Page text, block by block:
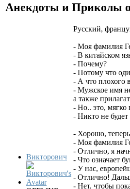
Анекдоты и Приколы
Викторович
Русский,
- Моя фамилия
- В китайском
- Почему?
- Потому что
- А что плохого
- Мужское имя
а также
- Но.. это, мягко
- Никто не
- Хорошо,
- Моя фамилия
- Отлично, я
- Что означает
- У нас,
- Отлично!
- Нет, чтобы